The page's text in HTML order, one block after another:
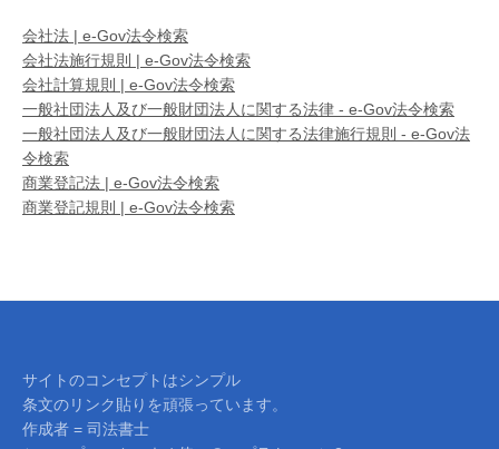
会社法 | e-Gov法令検索
会社法施行規則 | e-Gov法令検索
会社計算規則 | e-Gov法令検索
一般社団法人及び一般財団法人に関する法律 - e-Gov法令検索
一般社団法人及び一般財団法人に関する法律施行規則 - e-Gov法
令検索
商業登記法 | e-Gov法令検索
商業登記規則 | e-Gov法令検索
サイトのコンセプトはシンプル
条文のリンク貼りを頑張っています。
作成者 = 司法書士